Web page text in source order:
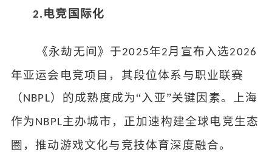
2. 电竞国际化
《永劫无间》于2025年2 月宣布入选2026
年亚运会电竞项目，其段位体系与职业联赛
（ NBPL）的成熟度成为“入亚”关键因素。上海
作为 NBPL主办城市，正加速构建全球电竞生态
圈，推动游戏文化与竞技体育深度融合。